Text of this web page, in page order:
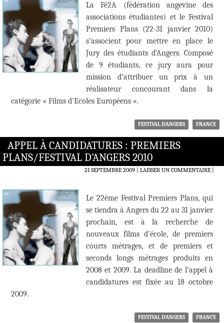
La Fé2A (fédération angevine des
associations étudiantes) et le Festival
Premiers Plans (22-31 janvier 2010)
s’associent pour mettre en place le
Jury des étudiants d’Angers. Composé
de 9 étudiants, ce jury aura pour
mission d’attribuer un prix à un
réalisateur concourant dans la
catégorie « Films d’Ecoles Européens ».
FESTIVAL D'ANGERS FRANCE
APPEL À CANDIDATURES : PREMIERS
PLANS/FESTIVAL D’ANGERS 2010
21 SEPTEMBRE 2009 LAISSER UN COMMENTAIRE|
Le 22ème Festival Premiers Plans, qui
se tiendra à Angers du 22 au 31 janvier
prochain, est à la recherche de
nouveaux films d’école, de premiers
courts métrages, et de premiers et
seconds longs métrages produits en
2008 et 2009. La deadline de l’appel à
candidatures est fixée au 18 octobre
2009.
FESTIVAL D'ANGERS FRANCE